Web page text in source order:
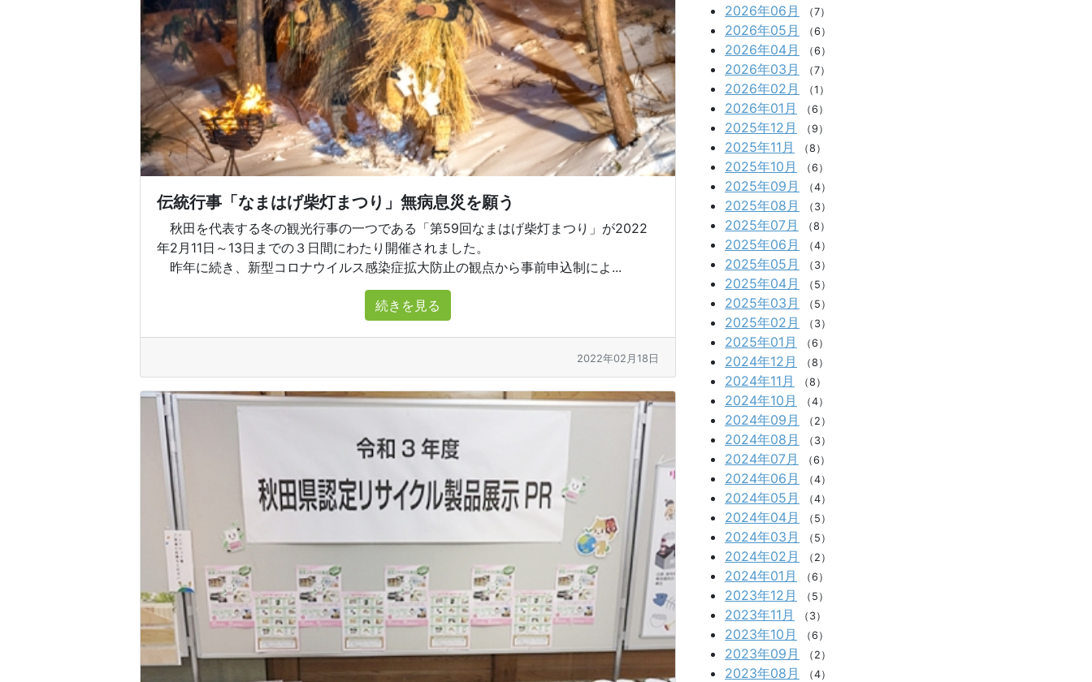
伝統行事「なまはげ柴灯まつり」無病息災を願う
秋田を代表する冬の観光行事の一つである「第59回なまはげ柴灯まつり」が2022
年2月11日～13日までの３日間にわたり開催されました。
昨年に続き、新型コロナウイルス感染症拡大防止の観点から事前申込制によ...
続きを見る
2022年02月18日
2026年06月 （7）
2026年05月 （6）
2026年04月 （6）
2026年03月 （7）
2026年02月 （1）
2026年01月 （6）
2025年12月 （9）
2025年11月 （8）
2025年10月 （6）
2025年09月 （4）
2025年08月 （3）
2025年07月 （8）
2025年06月 （4）
2025年05月 （3）
2025年04月 （5）
2025年03月 （5）
2025年02月 （3）
2025年01月 （6）
2024年12月 （8）
2024年11月 （8）
2024年10月 （4）
2024年09月 （2）
2024年08月 （3）
2024年07月 （6）
2024年06月 （4）
2024年05月 （4）
2024年04月 （5）
2024年03月 （5）
2024年02月 （2）
2024年01月 （6）
2023年12月 （5）
2023年11月 （3）
2023年10月 （6）
2023年09月 （2）
2023年08月 （4）